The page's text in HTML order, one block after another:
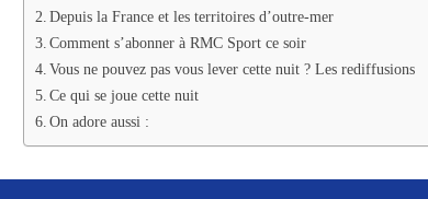
Depuis la France et les territoires d’outre-mer
Comment s’abonner à RMC Sport ce soir
Vous ne pouvez pas vous lever cette nuit ? Les rediffusions
Ce qui se joue cette nuit
On adore aussi :